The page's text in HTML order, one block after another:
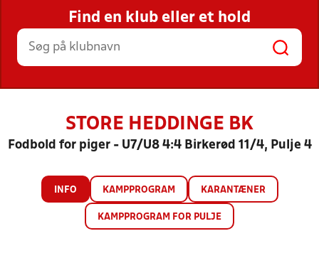
STILLINGER, RESULTATER, KLUBBER OG
HOLD
Find en klub eller et hold
STORE HEDDINGE BK
Fodbold for piger - U7/U8 4:4 Birkerød 11/4, Pulje 4
INFO KAMPPROGRAM KARANTÆNER
KAMPPROGRAM FOR PULJE